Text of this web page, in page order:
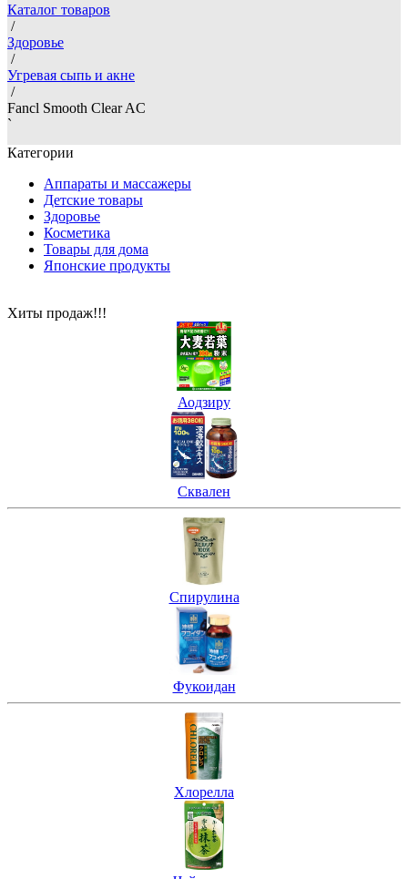
Каталог товаров
/
Здоровье
/
Угревая сыпь и акне
/
Fancl Smooth Clear AC
`
Категории
Аппараты и массажеры
Детские товары
Здоровье
Косметика
Товары для дома
Японские продукты
Хиты продаж!!!
Аодзиру
Сквален
Спирулина
Фукоидан
Хлорелла